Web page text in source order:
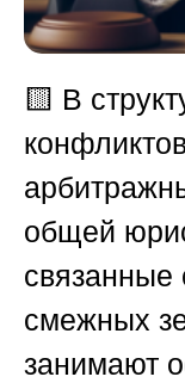
🟨 В
общей
связанные
смежных
занимают